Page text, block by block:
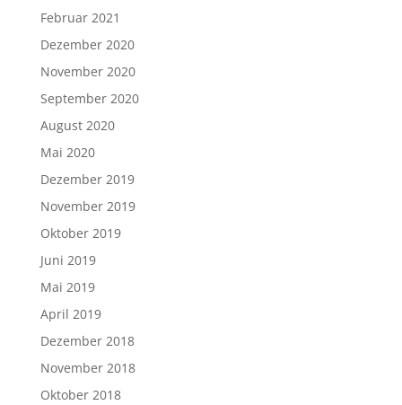
Februar 2021
Dezember 2020
November 2020
September 2020
August 2020
Mai 2020
Dezember 2019
November 2019
Oktober 2019
Juni 2019
Mai 2019
April 2019
Dezember 2018
November 2018
Oktober 2018